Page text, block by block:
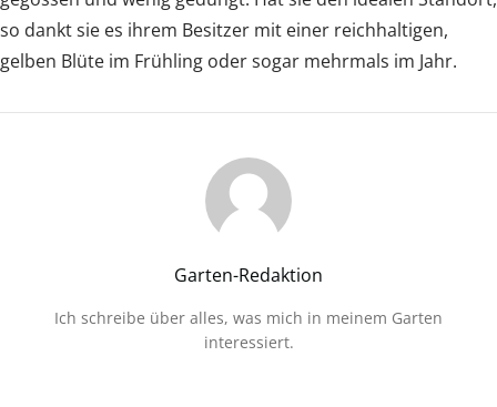
so dankt sie es ihrem Besitzer mit einer reichhaltigen,
gelben Blüte im Frühling oder sogar mehrmals im Jahr.
Garten-Redaktion
Ich schreibe über alles, was mich in meinem Garten
interessiert.